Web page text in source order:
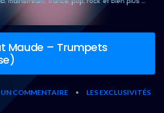
Maude – Trumpets
UN COMMENTAIRE •
LES EXCLUSIVITÉS